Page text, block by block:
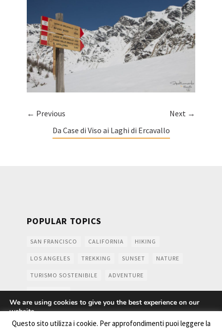
← Previous
Next →
Da Case di Viso ai Laghi di Ercavallo
POPULAR TOPICS
SAN FRANCISCO CALIFORNIA HIKING
LOS ANGELES TREKKING SUNSET NATURE
TURISMO SOSTENIBILE ADVENTURE
MOUNTAINS
Questo sito utilizza i cookie. Per approfondimenti puoi leggere la
We are using cookies to give you the best experience on our
website.
You can find out more about which cookies we are using or